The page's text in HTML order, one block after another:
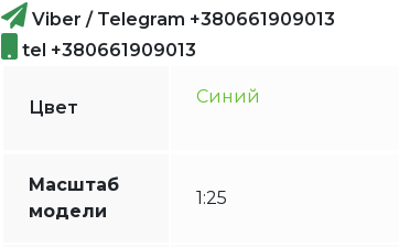
Viber / Telegram +380661909013
tel +380661909013
Цвет
Синий
Масштаб
модели
1:25